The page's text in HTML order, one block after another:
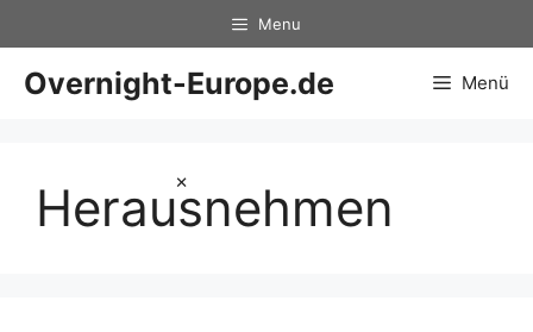
×
Inhalt
springen
Menu
Overnight-Europe.de Menü
Herausnehmen